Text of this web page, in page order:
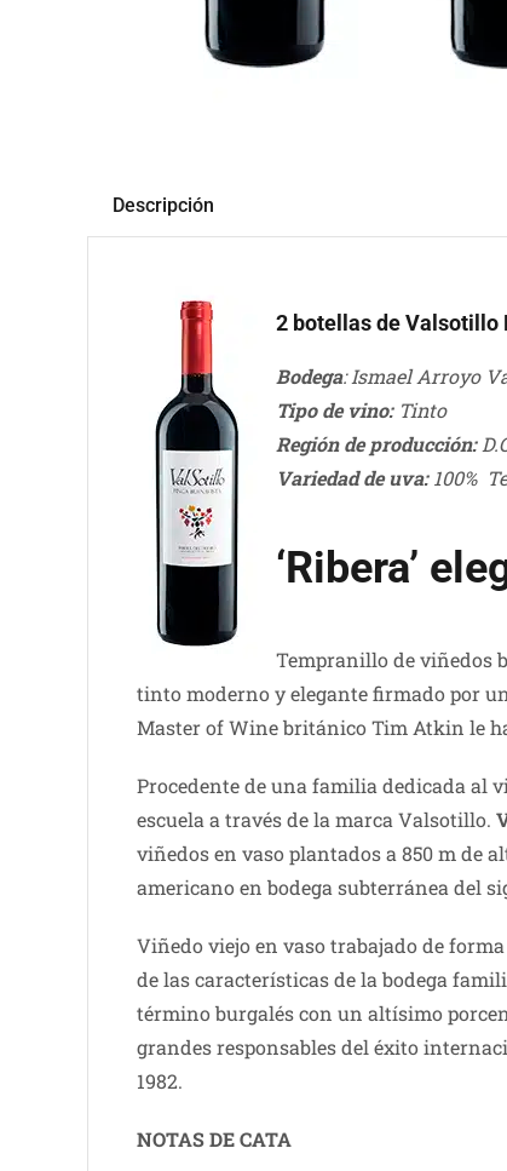
Descripción
2 botellas de Valsotillo
Bodega: Ismael Arroyo
Tipo de vino:Tinto
Región de producción:
Variedad de uva:100%
‘Ribera’
Tempranillo de viñedos
tinto moderno y elegante firmado por
Master of Wine británico Tim Atkin le
Procedente de una familia dedicada al
escuela a través de la marca Valsotillo.
viñedos en vaso plantados a 850 m de
americano en bodega subterránea del
Viñedo viejo en vaso trabajado de
de las características de la bodega
término burgalés con un altísimo
grandes responsables del éxito
1982.
NOTAS DE CATA